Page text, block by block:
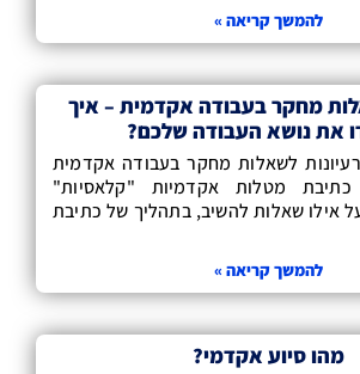
להמשך קריאה »
מחקר בעבודה אקדמית – איך
את נושא העבודה שלכם?
לשאלות מחקר בעבודה אקדמית
מטלות אקדמיות "קלאסיות"
אילו שאלות להשיב, בתהליך של כתיבת
להמשך קריאה »
מהו סיוע אקדמי?